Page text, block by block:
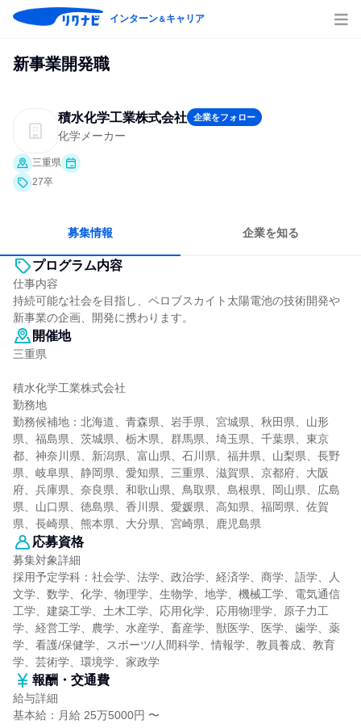
インターン＆キャリア
新事業開発職
積水化学工業株式会社 企業をフォロー
化学メーカー
三重県
27卒
募集情報 企業を知る
プログラム内容
仕事内容
持続可能な社会を目指し、ペロブスカイト太陽電池の技術開発や
新事業の企画、開発に携わります。
開催地
三重県
積水化学工業株式会社
勤務地
勤務候補地：北海道、青森県、岩手県、宮城県、秋田県、山形
県、福島県、茨城県、栃木県、群馬県、埼玉県、千葉県、東京
都、神奈川県、新潟県、富山県、石川県、福井県、山梨県、長野
県、岐阜県、静岡県、愛知県、三重県、滋賀県、京都府、大阪
府、兵庫県、奈良県、和歌山県、鳥取県、島根県、岡山県、広島
県、山口県、徳島県、香川県、愛媛県、高知県、福岡県、佐賀
県、長崎県、熊本県、大分県、宮崎県、鹿児島県
応募資格
募集対象詳細
採用予定学科：社会学、法学、政治学、経済学、商学、語学、人
文学、数学、化学、物理学、生物学、地学、機械工学、電気通信
工学、建築工学、土木工学、応用化学、応用物理学、原子力工
学、経営工学、農学、水産学、畜産学、獣医学、医学、歯学、薬
学、看護/保健学、スポーツ/人間科学、情報学、教員養成、教育
学、芸術学、環境学、家政学
報酬・交通費
給与詳細
基本給：月給 25万5000円 〜